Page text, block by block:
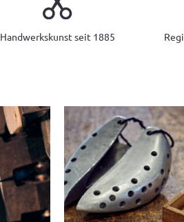
Handwerkskunst seit 1885